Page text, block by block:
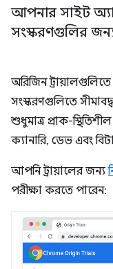
আপনার সাইট
সংস্করণগুলির
অরিজিন ট্রায়ালগুলিতে
সংস্করণগুলিতে
শুধুমাত্র প্রাক-
ক্যানারি, ডেভ এবং
আপনি ট্রায়ালের জন্য
পরীক্ষা করতে পারেন: